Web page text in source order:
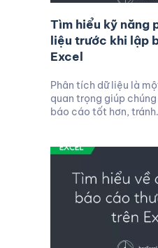
Tìm hiểu kỹ năng
liệu trước khi lập
Excel
Phân tích dữ liệu là
quan trọng giúp
báo cáo tốt hơn,